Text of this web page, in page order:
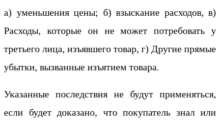
а) уменьшения цены; б) взыскание расходов, в)
Расходы, которые он не может потребовать у
третьего лица, изъявшего товар, г) Другие прямые
убытки, вызванные изъятием товара.
Указанные последствия не будут применяться,
если будет доказано, что покупатель знал или